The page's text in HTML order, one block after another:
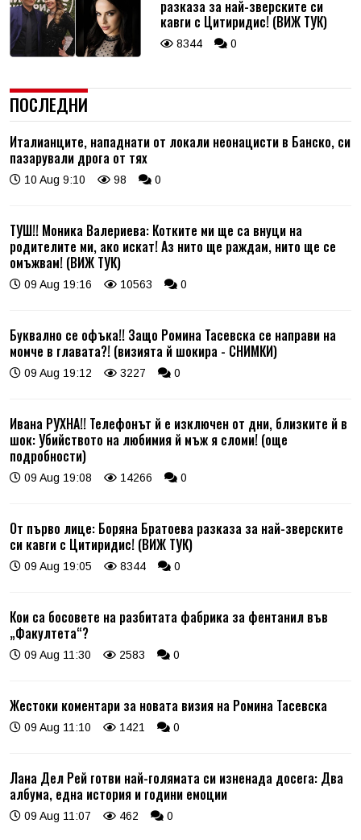
разказа за най-зверските си
кавги с Цитиридис! (ВИЖ ТУК)
8344 0
ПОСЛЕДНИ
Италианците, нападнати от локали неонацисти в Банско, си
пазарували дрога от тях
10 Aug 9:10 98 0
ТУШ!! Моника Валериева: Котките ми ще са внуци на
родителите ми, ако искат! Аз нито ще раждам, нито ще се
омъжвам! (ВИЖ ТУК)
09 Aug 19:16 10563 0
Буквално се офъка!! Защо Ромина Тасевска се направи на
момче в главата?! (визията й шокира - СНИМКИ)
09 Aug 19:12 3227 0
Ивана РУХНА!! Телефонът й е изключен от дни, близките й в
шок: Убийството на любимия й мъж я сломи! (още
подробности)
09 Aug 19:08 14266 0
От първо лице: Боряна Братоева разказа за най-зверските
си кавги с Цитиридис! (ВИЖ ТУК)
09 Aug 19:05 8344 0
Кои са босовете на разбитата фабрика за фентанил във
„Факултета“?
09 Aug 11:30 2583 0
Жестоки коментари за новата визия на Ромина Тасевска
09 Aug 11:10 1421 0
Лана Дел Рей готви най-голямата си изненада досега: Два
албума, една история и години емоции
09 Aug 11:07 462 0